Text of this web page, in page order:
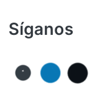
Síganos